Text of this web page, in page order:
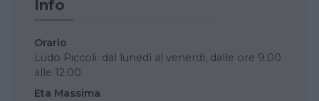
Info
Orario
Ludo Piccoli: dal lunedì al venerdì, dalle ore 9.00
alle 12.00.
Eta Massima